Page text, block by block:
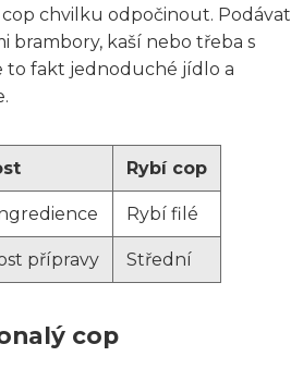
chvilku odpočinout. Podávat
brambory, kaší nebo třeba s
to fakt jednoduché jídlo a
Rybí cop
Rybí filé
přípravy Střední
cop